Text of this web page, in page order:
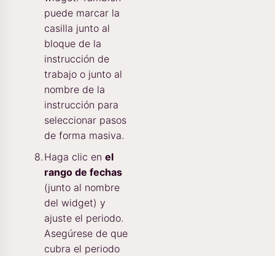
puede marcar la
casilla junto al
bloque de la
instrucción de
trabajo o junto al
nombre de la
instrucción para
seleccionar pasos
de forma masiva.
Haga clic en el
rango de fechas
(junto al nombre
del widget) y
ajuste el periodo.
Asegúrese de que
cubra el periodo